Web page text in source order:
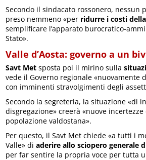
Secondo il sindacato rossonero, nessun
preso nemmeno «per ridurre i costi
semplificare l’apparato burocratico-
Stato».
Valle d’Aosta: governo a un
Savt Met sposta poi il mirino sulla
vede il Governo regionale «nuovamente
con imminenti stravolgimenti degli
Secondo la segreteria, la situazione «di
disgregazione» creerà «nuove
popolazione valdostana».
Per questo, il Savt Met chiede «a tutti i
Valle» diaderire allo sciopero generale
per far sentire la propria voce per tutta